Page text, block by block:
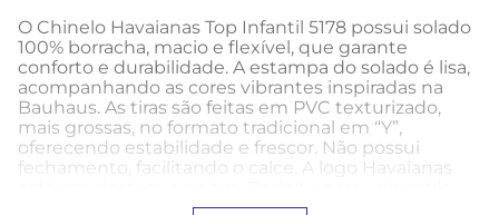
O Chinelo Havaianas Top Infantil 5178 possui solado
100% borracha, macio e flexível, que garante
conforto e durabilidade. A estampa do solado é lisa,
acompanhando as cores vibrantes inspiradas na
Bauhaus. As tiras são feitas em PVC texturizado,
mais grossas, no formato tradicional em “Y”,
oferecendo estabilidade e frescor. Não possui
fechamento, facilitando o calce. A logo Havaianas
conforto e praticidade no dia a dia das crianças.